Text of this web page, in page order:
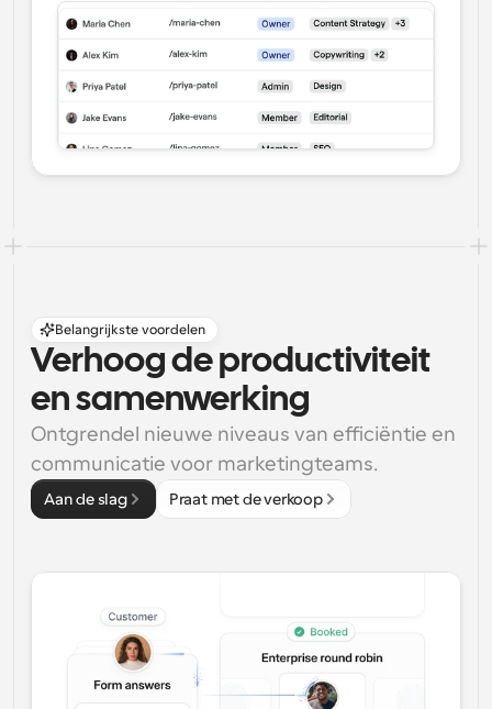
Belangrijkste voordelen
Verhoog de productiviteit
en samenwerking
Ontgrendel nieuwe niveaus van efficiëntie en
communicatie voor marketingteams.
Aan de slag Praat met de verkoop